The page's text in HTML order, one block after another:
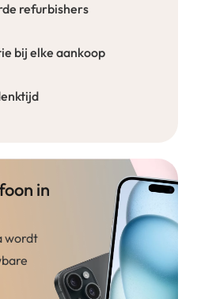
refurbishers
bij elke aankoop
in
wordt